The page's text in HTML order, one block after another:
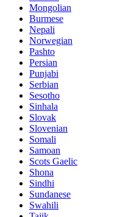
Mongolian
Burmese
Nepali
Norwegian
Pashto
Persian
Punjabi
Serbian
Sesotho
Sinhala
Slovak
Slovenian
Somali
Samoan
Scots Gaelic
Shona
Sindhi
Sundanese
Swahili